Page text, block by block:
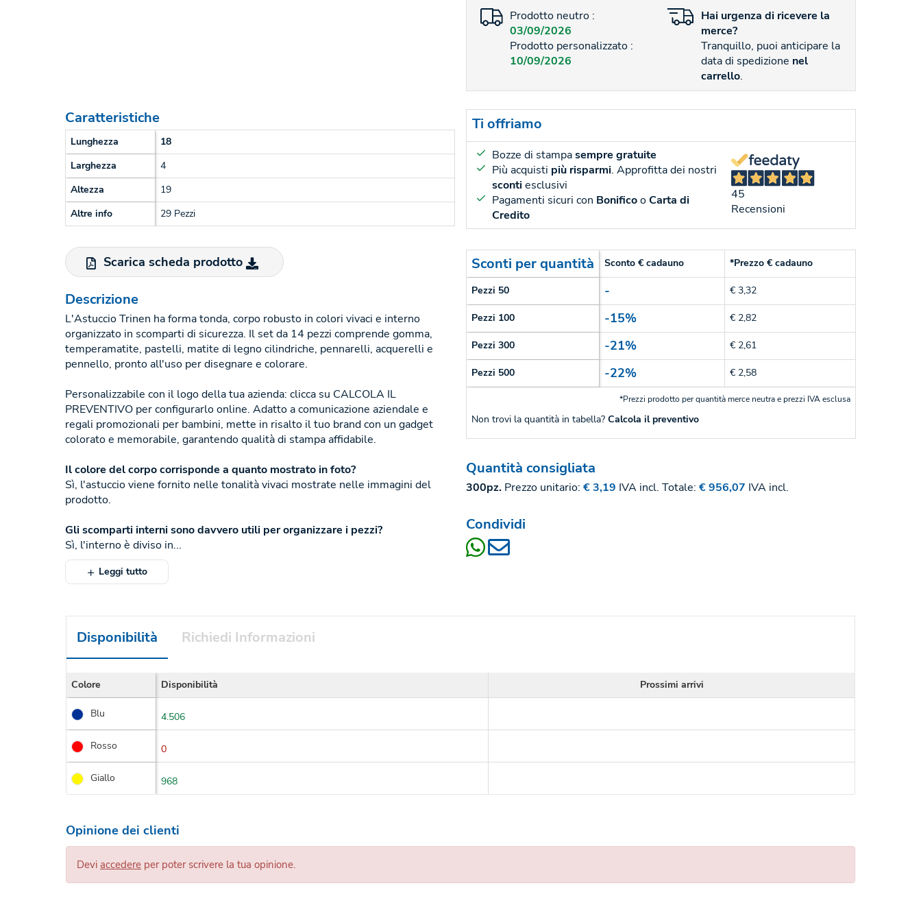
Prodotto neutro :
03/09/2026
Prodotto personalizzato :
10/09/2026
Hai urgenza di ricevere la
merce?
Tranquillo, puoi anticipare la
data di spedizione nel
carrello.
Caratteristiche
Lunghezza
18
Larghezza
4
Altezza
19
Altre info
29 Pezzi
Scarica scheda prodotto
Descrizione
L'Astuccio Trinen ha forma tonda, corpo robusto in colori vivaci e interno
organizzato in scomparti di sicurezza. Il set da 14 pezzi comprende gomma,
temperamatite, pastelli, matite di legno cilindriche, pennarelli, acquerelli e
pennello, pronto all'uso per disegnare e colorare.
Personalizzabile con il logo della tua azienda: clicca su CALCOLA IL
PREVENTIVO per configurarlo online. Adatto a comunicazione aziendale e
regali promozionali per bambini, mette in risalto il tuo brand con un gadget
colorato e memorabile, garantendo qualità di stampa affidabile.
Il colore del corpo corrisponde a quanto mostrato in foto?
Sì, l'astuccio viene fornito nelle tonalità vivaci mostrate nelle immagini del
prodotto.
Gli scomparti interni sono davvero utili per organizzare i pezzi?
Sì, l'interno è diviso in...
Leggi tutto
Ti offriamo
Bozze di stampasempre gratuite
Più acquisti più risparmi. Approfitta dei nostri
scontiesclusivi
Pagamenti sicuri con BonificooCarta di
Credito
45
Recensioni
Sconti per quantità Sconto € cadauno *Prezzo € cadauno
Pezzi 50 - € 3,32
Pezzi 100 -15% € 2,82
Pezzi 300 -21% € 2,61
Pezzi 500 -22% € 2,58
*Prezzi prodotto per quantità merce neutra e prezzi IVA esclusa
Non trovi la quantità in tabella? Calcola il preventivo
Quantità consigliata
300pz. Prezzo unitario: € 3,19 IVA incl. Totale: € 956,07 IVA incl.
Condividi
Disponibilità Richiedi Informazioni
Colore Disponibilità Prossimi arrivi
Blu 4.506
Rosso 0
Giallo 968
Opinione dei clienti
Devi accedere per poter scrivere la tua opinione.